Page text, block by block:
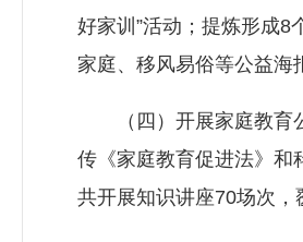
好家训”活动；提炼形成8
家庭、移风易俗等公益海
（四）开展家庭教育公
传《家庭教育促进法》和
共开展知识讲座70场次